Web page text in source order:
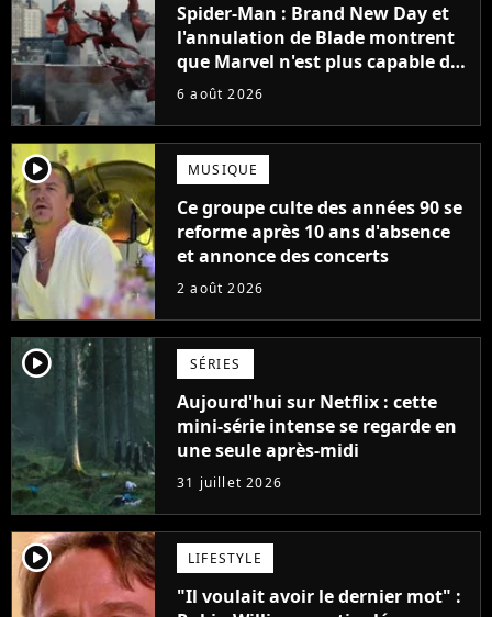
Spider-Man : Brand New Day et
l'annulation de Blade montrent
que Marvel n'est plus capable de
faire quoi que ce soit de simple
6 août 2026
player2 MUSIQUE
Ce groupe culte des années 90 se
reforme après 10 ans d'absence
et annonce des concerts
2 août 2026
player2 SÉRIES
Aujourd'hui sur Netflix : cette
mini-série intense se regarde en
une seule après-midi
31 juillet 2026
player2 LIFESTYLE
"Il voulait avoir le dernier mot" :